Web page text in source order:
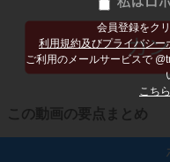
会員登録をク
利用規約及びプライバシー
ご利用のメールサービスで
こちら
この動画の要点まとめ